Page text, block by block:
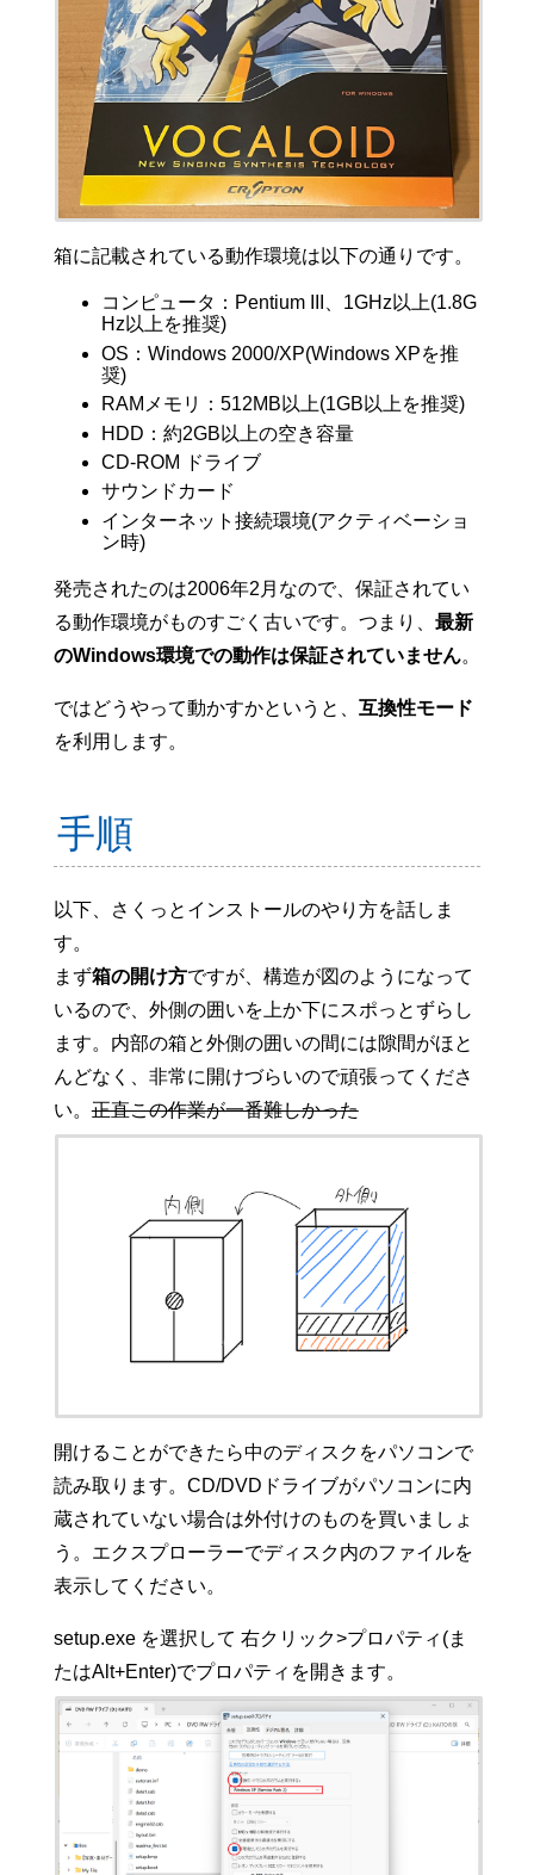
箱に記載されている動作環境は以下の通りです。
コンピュータ：Pentium III、1GHz以上(1.8G
Hz以上を推奨)
OS：Windows 2000/XP(Windows XPを推
奨)
RAMメモリ：512MB以上(1GB以上を推奨)
HDD：約2GB以上の空き容量
CD-ROM ドライブ
サウンドカード
インターネット接続環境(アクティベーショ
ン時)
発売されたのは2006年2月なので、保証されてい
る動作環境がものすごく古いです。つまり、 最新
のWindows環境での動作は保証されていません。
ではどうやって動かすかというと、 互換性モード
を利用します。
手順
以下、さくっとインストールのやり方を話しま
す。
まず箱の開け方ですが、構造が図のようになって
いるので、外側の囲いを上か下にスポっとずらし
ます。内部の箱と外側の囲いの間には隙間がほと
んどなく、非常に開けづらいので頑張ってくださ
い。正直この作業が一番難しかった
開けることができたら中のディスクをパソコンで
読み取ります。CD/DVDドライブがパソコンに内
蔵されていない場合は外付けのものを買いましょ
う。エクスプローラーでディスク内のファイルを
表示してください。
setup.exe を選択して 右クリック>プロパティ(ま
たはAlt+Enter)でプロパティを開きます。